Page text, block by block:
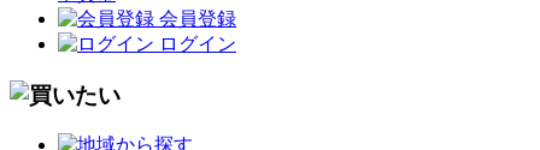
会員登録
ログイン